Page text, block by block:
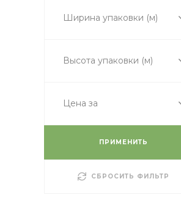
Ширина упаковки (м)
Высота упаковки (м)
Цена за
ПРИМЕНИТЬ
СБРОСИТЬ ФИЛЬТР